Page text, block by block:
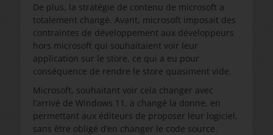
De plus, la stratégie de contenu de microsoft a
totalement changé. Avant, microsoft imposait des
contraintes de développement aux développeurs
hors microsoft qui souhaitaient voir leur
application sur le store, ce qui a eu pour
conséquence de rendre le store quasiment vide.
Microsoft, souhaitant voir cela changer avec
l’arrivé de Windows 11, a changé la donne, en
permettant aux éditeurs de proposer leur logiciel,
sans être obligé d’en changer le code source.